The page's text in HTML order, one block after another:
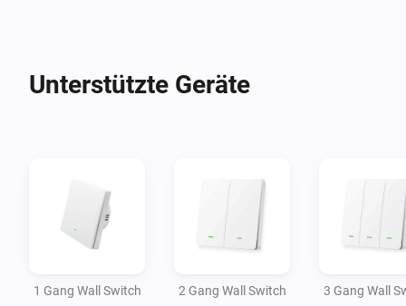
Unterstützte Geräte
1 Gang Wall Switch 2 Gang Wall Switch 3 Gang Wall